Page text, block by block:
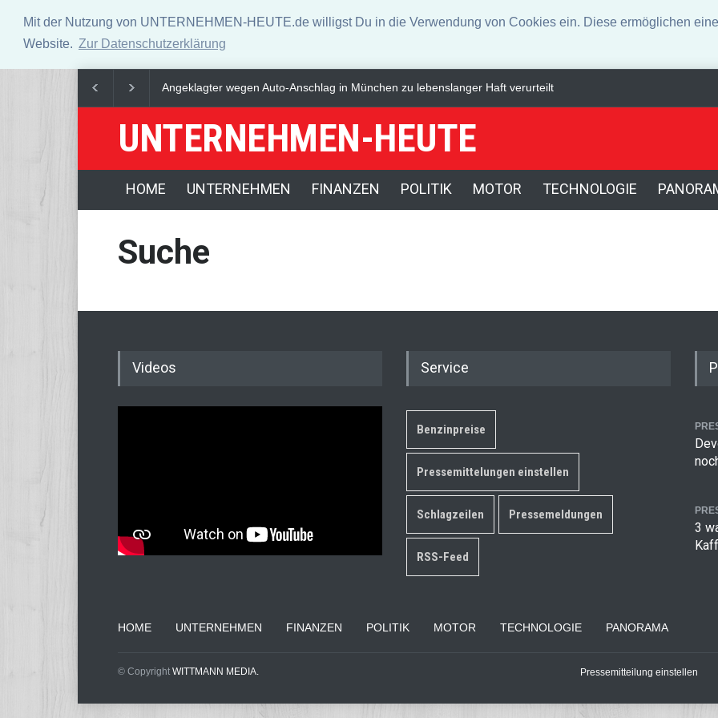
Mit der Nutzung von UNTERNEHMEN-HEUTE.de willigst Du in die Verwendung von Cookies ein. Diese ermöglichen
Website. Zur Datenschutzerklärung
Angeklagter wegen Auto-Anschlag in München zu lebenslanger Haft verurteilt Waldbrand in Kanada:
UNTERNEHMEN-HEUTE
HOME UNTERNEHMEN FINANZEN POLITIK MOTOR TECHNOLOGIE
Suche
Videos Service
Benzinpreise
Pressemittelungen einstellen
Schlagzeilen Pressemeldungen
RSS-Feed
3
HOME UNTERNEHMEN FINANZEN POLITIK MOTOR TECHNOLOGIE PANORAMA
© Copyright WITTMANN MEDIA. Pressemitteilung einstellen